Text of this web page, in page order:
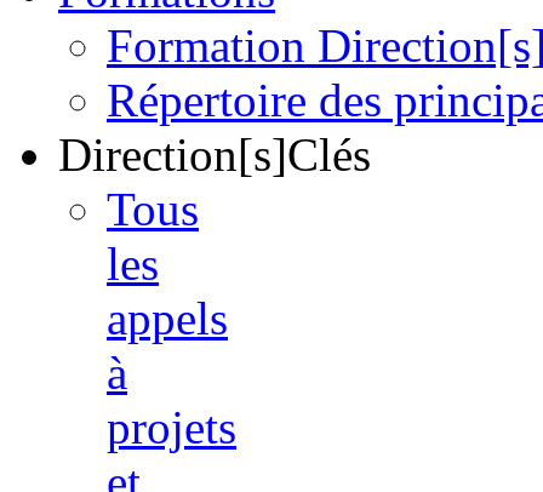
Formation
Répertoire des
Direction[s]Clés
Tous
les
appels
à
projets
et